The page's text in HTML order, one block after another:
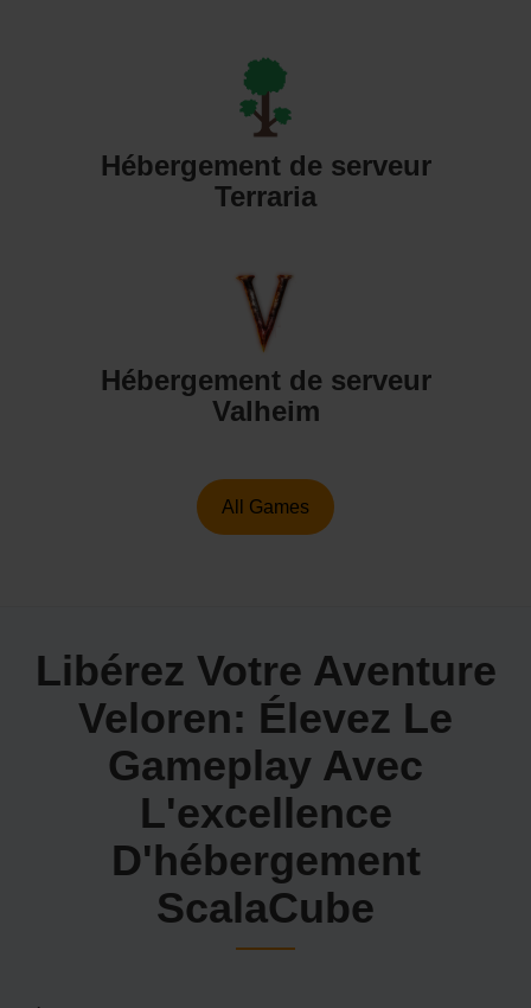
Hébergement de serveur
Terraria
Hébergement de serveur
Valheim
All Games
Libérez Votre Aventure
Veloren: Élevez Le
Gameplay Avec
L'excellence
D'hébergement
ScalaCube